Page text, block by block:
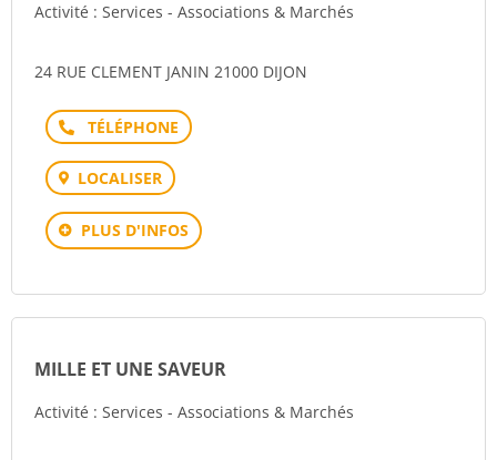
Activité : Services - Associations & Marchés
24 RUE CLEMENT JANIN 21000 DIJON
Téléphone
LOCALISER
PLUS D'INFOS
MILLE ET UNE SAVEUR
Activité : Services - Associations & Marchés